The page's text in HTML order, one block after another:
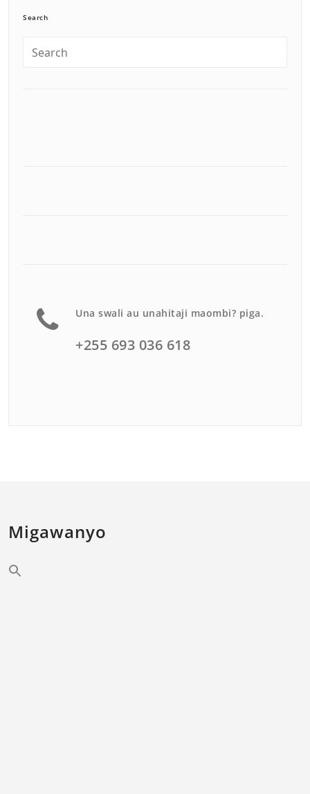
Search
Una swali au unahitaji maombi? piga.
+255 693 036 618
Migawanyo